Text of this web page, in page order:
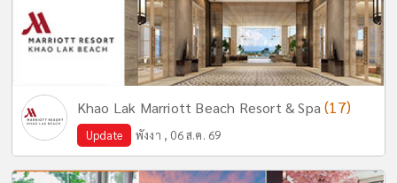
Khao Lak Marriott Beach Resort & Spa(17)
Update พังงา , 06 ส.ค. 69